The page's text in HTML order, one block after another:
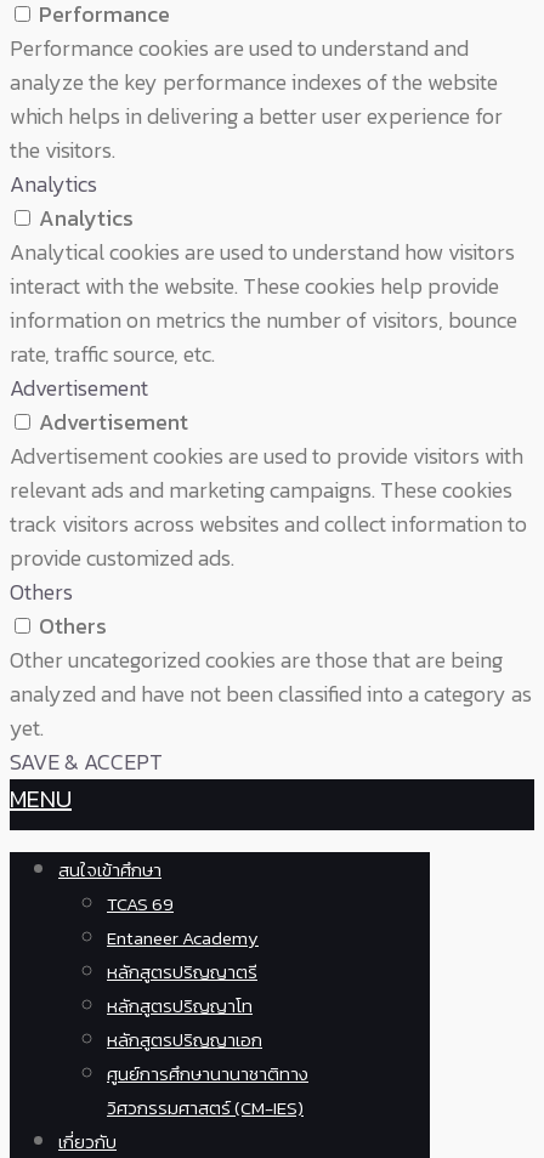
Performance
Performance cookies are used to understand and
analyze the key performance indexes of the website
which helps in delivering a better user experience for
the visitors.
Analytics
Analytics
Analytical cookies are used to understand how visitors
interact with the website. These cookies help provide
information on metrics the number of visitors, bounce
rate, traffic source, etc.
Advertisement
Advertisement
Advertisement cookies are used to provide visitors with
relevant ads and marketing campaigns. These cookies
track visitors across websites and collect information to
provide customized ads.
Others
Others
Other uncategorized cookies are those that are being
analyzed and have not been classified into a category as
yet.
SAVE & ACCEPT
MENU
สนใจเข้าศึกษา
TCAS 69
Entaneer Academy
หลักสูตรปริญญาตรี
หลักสูตรปริญญาโท
หลักสูตรปริญญาเอก
ศูนย์การศึกษานานาชาติทาง
วิศวกรรมศาสตร์ (CM-IES)
เกี่ยวกับ